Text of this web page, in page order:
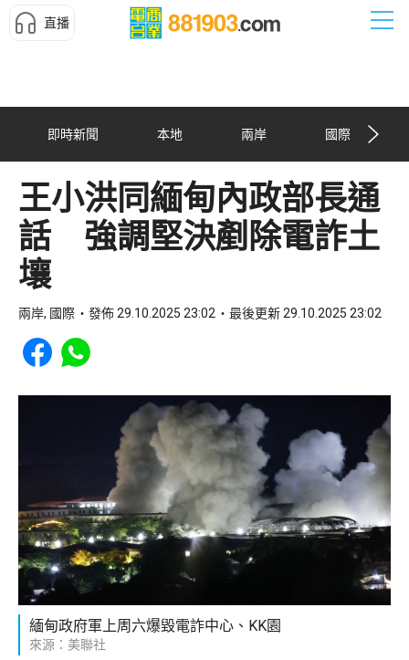
直播
即時新聞 本地 兩岸 國際
王小洪同緬甸內政部長通
話 強調堅決剷除電詐土
壤
兩岸, 國際 發佈 29.10.2025 23:02 最後更新 29.10.2025 23:02
Share to Facebook
Share to WhatsApp
緬甸政府軍上周六爆毀電詐中心、KK園
來源：美聯社